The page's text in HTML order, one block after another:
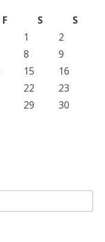
F S
S
1
2
8
9
15
16
22
23
29
30